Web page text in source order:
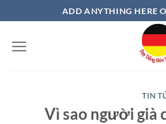
qua
nội
ADD ANYTHING HERE
TIN
Vì sao người già